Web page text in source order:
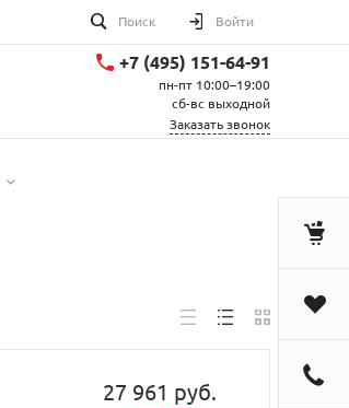
Поиск Войти
+7 (495) 151-64-91
пн-пт 10:00–19:00
сб-вс выходной
Заказать звонок
27 961 руб.